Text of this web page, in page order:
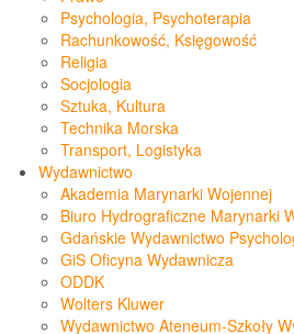
Psychologia, Psychoterapia
Rachunkowość, Księgowość
Religia
Socjologia
Sztuka, Kultura
Technika Morska
Transport, Logistyka
Wydawnictwo
Akademia Marynarki Wojennej
Biuro Hydrograficzne Marynarki
Gdańskie Wydawnictwo
GiS Oficyna Wydawnicza
ODDK
Wolters Kluwer
Wydawnictwo Ateneum-Szkoły